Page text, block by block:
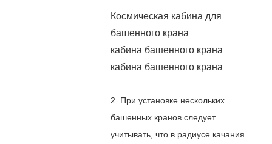
Космическая кабина для
башенного крана
кабина башенного крана
кабина башенного крана
2. При установке нескольких
башенных кранов следует
учитывать, что в радиусе качания